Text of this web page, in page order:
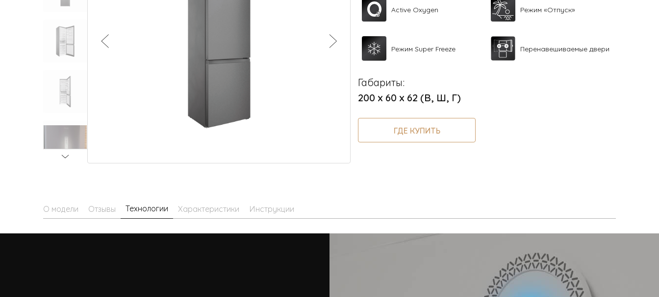
Active Oxygen Режим «Отпуск»
Режим Super Freeze Перенавешиваемые двери
Габариты:
200 х 60 х 62 (В, Ш, Г)
ГДЕ КУПИТЬ
О модели Отзывы Технологии Характеристики Инструкции